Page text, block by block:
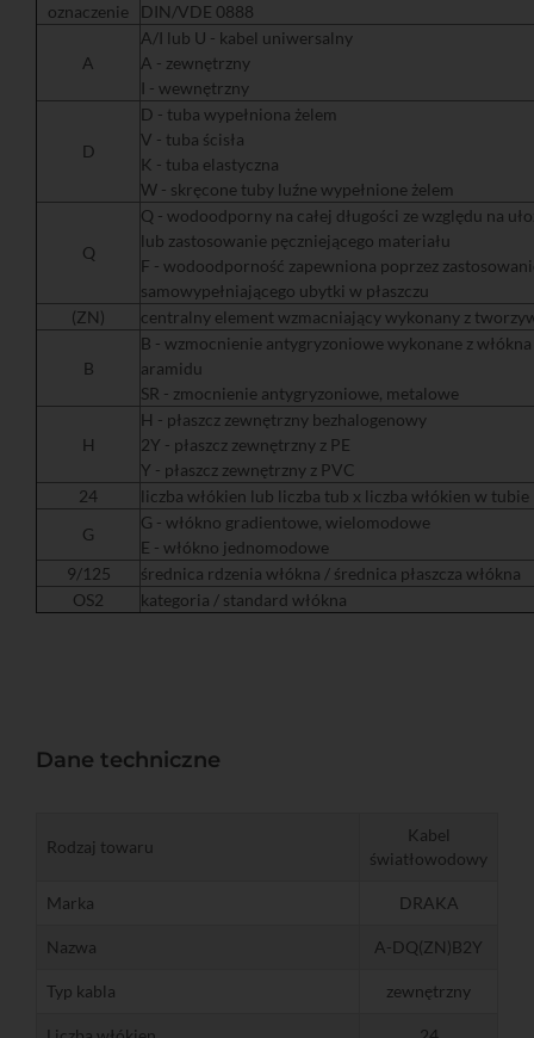
oznaczenie
DIN/VDE 0888
A
A/I lub U - kabel uniwersalny
A - zewnętrzny
I - wewnętrzny
D
D - tuba wypełniona żelem
V - tuba ścisła
K - tuba elastyczna
W - skręcone tuby luźne wypełnione żelem
Q
Q - wodoodporny na całej długości ze względu na
lub zastosowanie pęczniejącego materiału
F - wodoodporność zapewniona poprzez
samowypełniającego ubytki w płaszczu
(ZN)
centralny element wzmacniający wykonany z
B
B - wzmocnienie antygryzoniowe wykonane z
aramidu
SR - zmocnienie antygryzoniowe, metalowe
H
H - płaszcz zewnętrzny bezhalogenowy
2Y - płaszcz zewnętrzny z PE
Y - płaszcz zewnętrzny z PVC
24
liczba włókien lub liczba tub x liczba włókien w tubie
G
G - włókno gradientowe, wielomodowe
E - włókno jednomodowe
9/125
średnica rdzenia włókna / średnica płaszcza włókna
OS2
kategoria / standard włókna
Dane techniczne
Rodzaj towaru
Kabel
światłowodowy
Marka DRAKA
Nazwa A-DQ(ZN)B2Y
Typ kabla zewnętrzny